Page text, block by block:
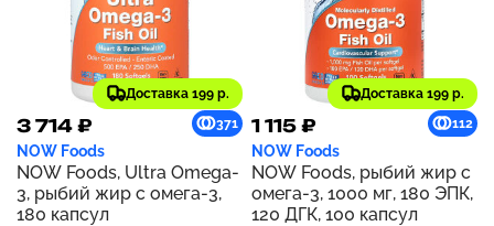
Доставка 199 р.
3 714 ₽ 371
NOW Foods
NOW Foods, Ultra Omega-
3, рыбий жир с омега-3,
180 капсул
Доставка 199 р.
1 115 ₽ 112
NOW Foods
NOW Foods, рыбий жир с
омега-3, 1000 мг, 180 ЭПК,
120 ДГК, 100 капсул